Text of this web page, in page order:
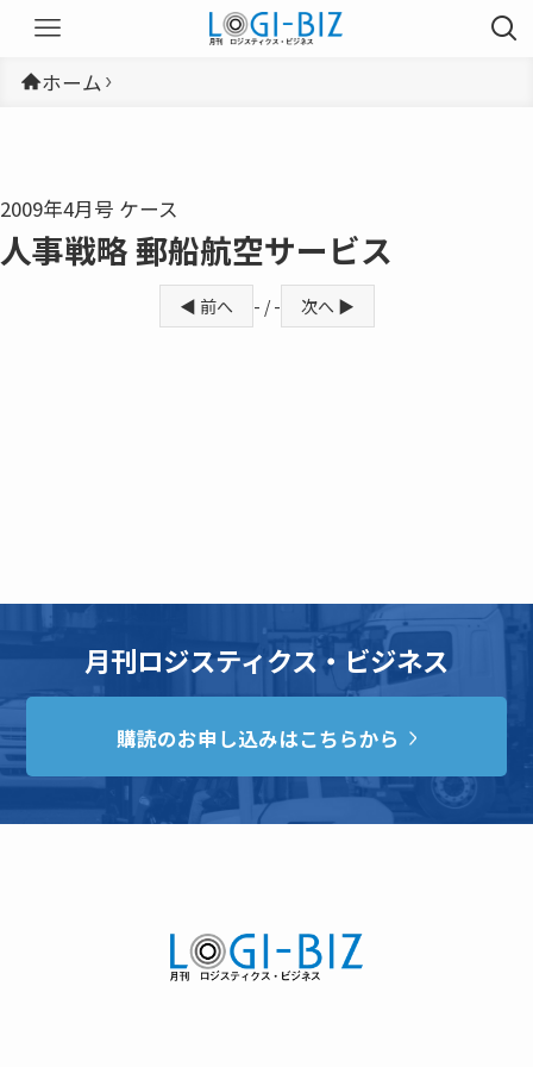
ホーム
2009年4月号 ケース
人事戦略 郵船航空サービス
◀ 前へ - / - 次へ ▶
月刊ロジスティクス・ビジネス
購読のお申し込みはこちらから